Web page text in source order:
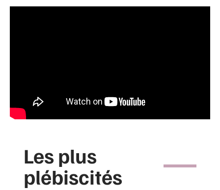
Les plus
plébiscités